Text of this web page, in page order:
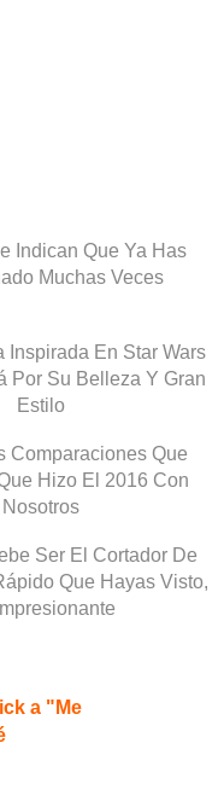
Indican Que Ya Has
Muchas Veces
Inspirada En Star Wars
Por Su Belleza Y Gran
Estilo
Comparaciones Que
Hizo El 2016 Con
Nosotros
Ser El Cortador De
Que Hayas Visto,
a "Me